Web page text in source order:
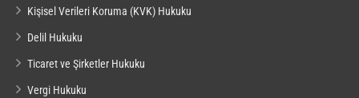
Kişisel Verileri Koruma (KVK) Hukuku
Delil Hukuku
Ticaret ve Şirketler Hukuku
Vergi Hukuku